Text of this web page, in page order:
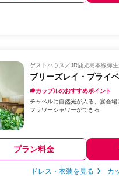
ゲストハウス JR鹿児島本線弥
ブリーズレイ・プライ
カップルのおすすめポイント
チャペルに自然光が入る
宴会場
フラワーシャワーができる
プラン料金
ドレス・衣装を見る カ